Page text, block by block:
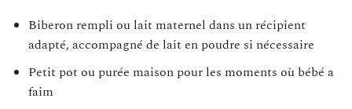
Biberon rempli ou lait maternel dans un récipient
adapté, accompagné de lait en poudre si nécessaire
Petit pot ou purée maison pour les moments où bébé a
faim